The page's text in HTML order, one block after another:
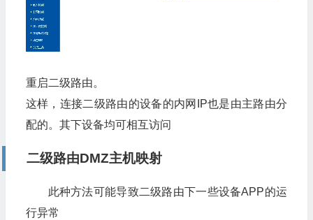
重启二级路由。
这样，连接二级路由的设备的内网IP也是由主路由分
配的。其下设备均可相互访问
二级路由DMZ主机映射
此种方法可能导致二级路由下一些设备APP的运
行异常